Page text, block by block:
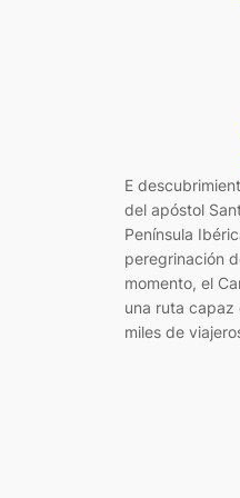
E
del apóstol
Península
peregrinación
momento, el
una ruta capaz
miles de